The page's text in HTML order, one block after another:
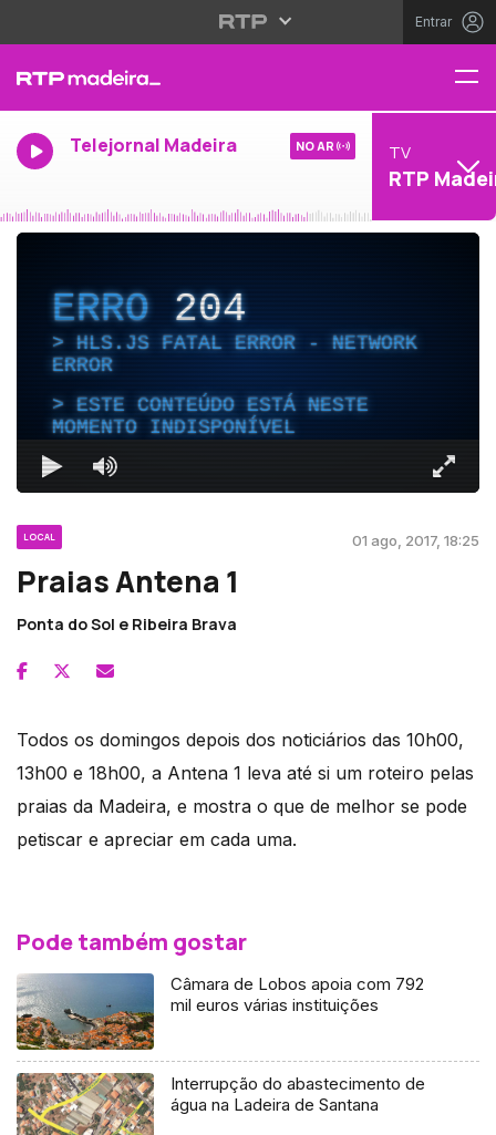
Entrar
Telejornal Madeira NO AR TV
RTP
ERRO204
HLS.JS FATAL ERROR - NETWORK
ERROR
ESTE CONTEÚDO ESTÁ NESTE
MOMENTO INDISPONÍVEL
LOCAL 01 ago, 2017, 18:25
Praias Antena 1
Ponta do Sol e Ribeira Brava
Todos os domingos depois dos noticiários das 10h00,
13h00 e 18h00, a Antena 1 leva até si um roteiro pelas
praias da Madeira, e mostra o que de melhor se pode
petiscar e apreciar em cada uma.
Pode também gostar
Câmara de Lobos apoia com 792
mil euros várias instituições
Interrupção do abastecimento de
água na Ladeira de Santana